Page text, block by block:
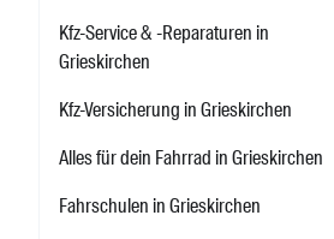
Kfz-Service & -Reparaturen in
Grieskirchen
Kfz-Versicherung in Grieskirchen
Alles für dein Fahrrad in Grieskirchen
Fahrschulen in Grieskirchen